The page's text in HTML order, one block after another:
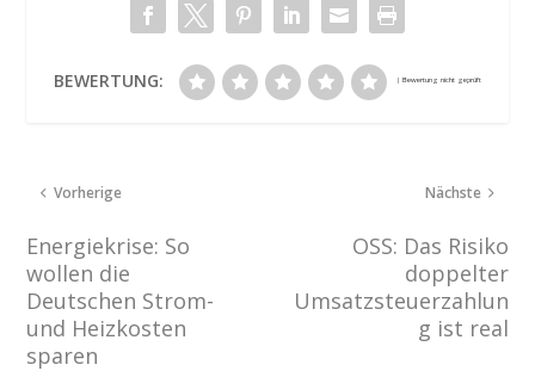
BEWERTUNG:
Vorherige
Energiekrise: So
wollen die
Deutschen Strom-
und Heizkosten
sparen
Nächste
OSS: Das Risiko
doppelter
Umsatzsteuerzahlun
g ist real